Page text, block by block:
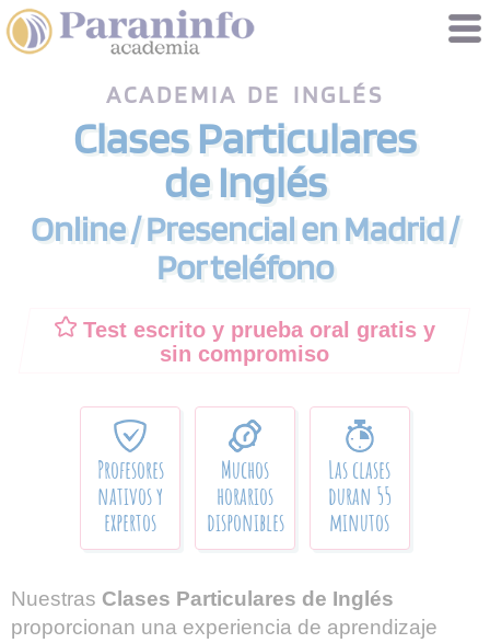
ACADEMIA DE INGLÉS
Clases Particulares
de Inglés
Online / Presencial en Madrid /
Por teléfono
Test escrito y prueba oral gratis y
sin compromiso
Profesores
nativos y
expertos
Muchos
horarios
disponibles
Las clases
duran 55
minutos
Nuestras Clases Particulares de Inglés
proporcionan una experiencia de aprendizaje
Gestión de cookies